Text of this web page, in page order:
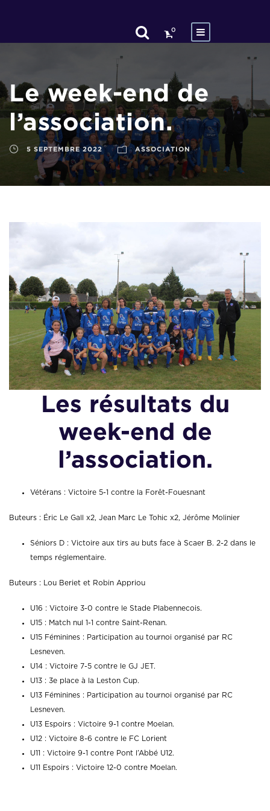
0
Le week-end de
l’association.
5 SEPTEMBRE 2022 ASSOCIATION
Les résultats du
week-end de
l’association.
Vétérans : Victoire 5-1 contre la Forêt-Fouesnant
Buteurs : Éric Le Gall x2, Jean Marc Le Tohic x2, Jérôme Molinier
Séniors D : Victoire aux tirs au buts face à Scaer B. 2-2 dans le
temps réglementaire.
Buteurs : Lou Beriet et Robin Appriou
U16 : Victoire 3-0 contre le Stade Plabennecois.
U15 : Match nul 1-1 contre Saint-Renan.
U15 Féminines : Participation au tournoi organisé par RC
Lesneven.
U14 : Victoire 7-5 contre le GJ JET.
U13 : 3e place à la Leston Cup.
U13 Féminines : Participation au tournoi organisé par RC
Lesneven.
U13 Espoirs : Victoire 9-1 contre Moelan.
U12 : Victoire 8-6 contre le FC Lorient
U11 : Victoire 9-1 contre Pont l’Abbé U12.
U11 Espoirs : Victoire 12-0 contre Moelan.